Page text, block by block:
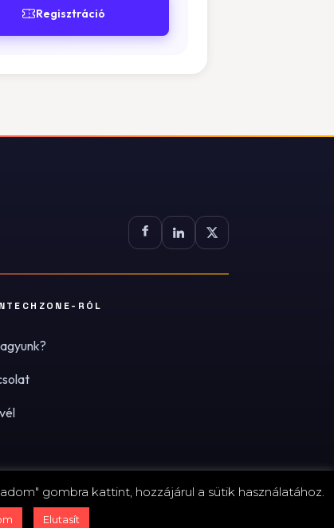
Regisztráció
RÓL
Adatvédelmi tájékoztató (PDF) Süti-beállítások
gombra kattint, hozzájárul a sütik használatához.
Elutasít